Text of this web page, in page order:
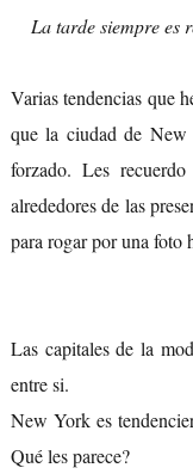
La tarde siempre es
Varias tendencias que
que la ciudad de New
forzado. Les
alrededores de las
para rogar por una foto
Las capitales de la
entre si.
New York es
Qué les parece?